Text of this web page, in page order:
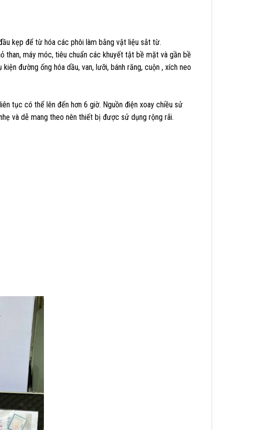
kẹp để từ hóa các phôi làm bằng vật liệu sắt từ.
than, máy móc, tiêu chuẩn các khuyết tật bề mặt và gần bề
đường ống hóa dầu, van, lưỡi, bánh răng, cuộn , xích neo
tục có thể lên đến hơn 6 giờ. Nguồn điện xoay chiều sử
và dễ mang theo nên thiết bị được sử dụng rộng rãi.